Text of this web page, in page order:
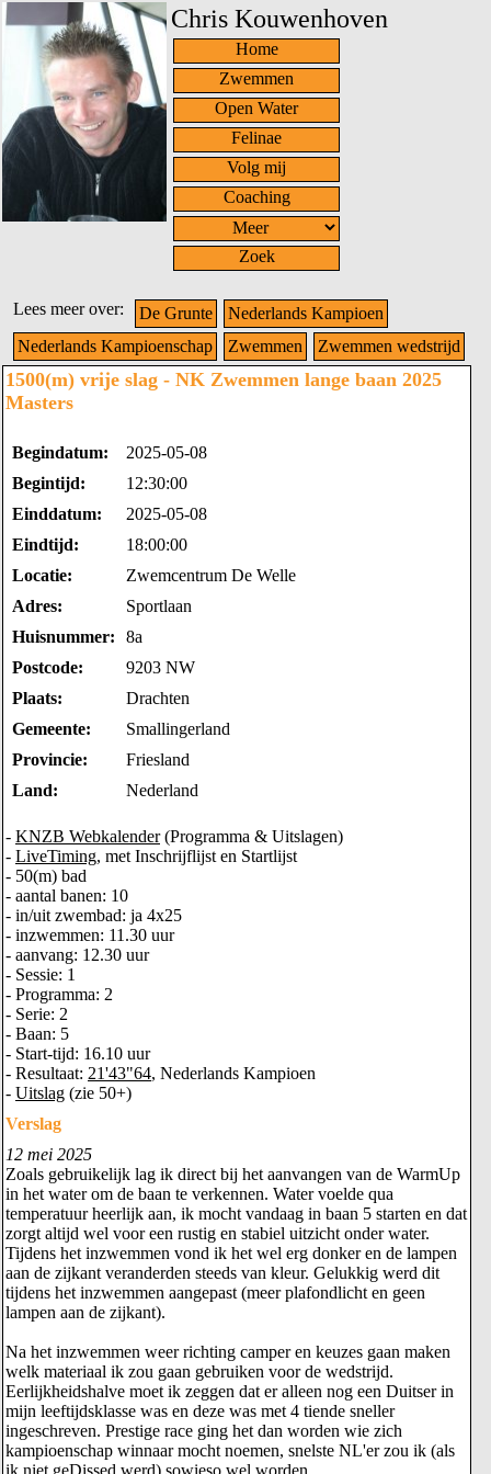
Chris Kouwenhoven
Home
Zwemmen
Open Water
Felinae
Volg mij
Coaching
Zoek
Lees meer over: De Grunte
Nederlands Kampioen
Nederlands Kampioenschap
Zwemmen Zwemmen wedstrijd
1500(m) vrije slag - NK Zwemmen lange baan 2025
Masters
Begindatum:
2025-05-08
Begintijd:
12:30:00
Einddatum:
2025-05-08
Eindtijd:
18:00:00
Locatie:
Zwemcentrum De Welle
Adres:
Sportlaan
Huisnummer:
8a
Postcode:
9203 NW
Plaats:
Drachten
Gemeente:
Smallingerland
Provincie:
Friesland
Land:
Nederland
- KNZB Webkalender(Programma & Uitslagen)
- LiveTiming, met Inschrijflijst en Startlijst
- 50(m) bad
- aantal banen: 10
- in/uit zwembad: ja 4x25
- inzwemmen: 11.30 uur
- aanvang: 12.30 uur
- Sessie: 1
- Programma: 2
- Serie: 2
- Baan: 5
- Start-tijd: 16.10 uur
- Resultaat: 21'43"64, Nederlands Kampioen
- Uitslag (zie 50+)
Verslag
12 mei 2025
Zoals gebruikelijk lag ik direct bij het aanvangen van de WarmUp
in het water om de baan te verkennen. Water voelde qua
temperatuur heerlijk aan, ik mocht vandaag in baan 5 starten en dat
zorgt altijd wel voor een rustig en stabiel uitzicht onder water.
Tijdens het inzwemmen vond ik het wel erg donker en de lampen
aan de zijkant veranderden steeds van kleur. Gelukkig werd dit
tijdens het inzwemmen aangepast (meer plafondlicht en geen
lampen aan de zijkant).
Na het inzwemmen weer richting camper en keuzes gaan maken
welk materiaal ik zou gaan gebruiken voor de wedstrijd.
Eerlijkheidshalve moet ik zeggen dat er alleen nog een Duitser in
mijn leeftijdsklasse was en deze was met 4 tiende sneller
ingeschreven. Prestige race ging het dan worden wie zich
kampioenschap winnaar mocht noemen, snelste NL'er zou ik (als
ik niet geDissed werd) sowieso wel worden.